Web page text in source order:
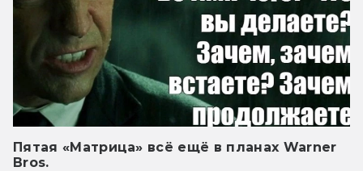
Пятая «Матрица» всё ещё в планах Warner
Bros.